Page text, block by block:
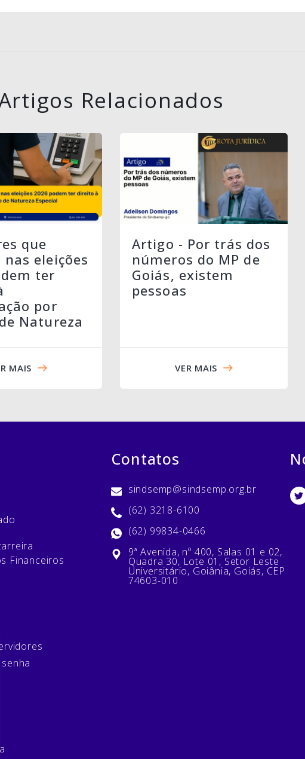
Relacionados
que
eleições
ter
por
Natureza
MAIS
Artigo - Por trás dos
números do MP de
Goiás, existem
pessoas
VER MAIS
Financeiros
senha
Contatos
sindsemp@sindsemp.org.br
(62) 3218-6100
(62) 99834-0466
9ª Avenida, nº 400, Salas 01 e 02,
Quadra 30, Lote 01, Setor Leste
Universitário, Goiânia, Goiás, CEP
74603-010